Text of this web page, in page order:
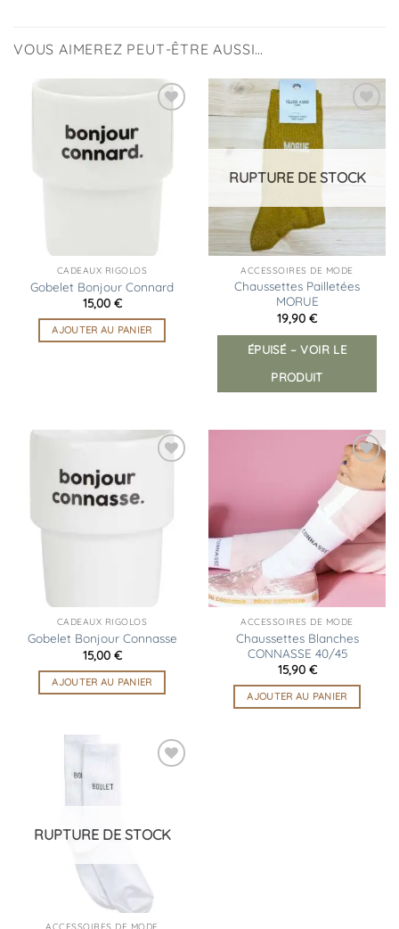
VOUS AIMEREZ PEUT-ÊTRE AUSSI…
CADEAUX RIGOLOS
Gobelet Bonjour Connard
15,00 €
AJOUTER AU PANIER
liste
RUPTURE DE STOCK
ACCESSOIRES DE MODE
Chaussettes Pailletées
MORUE
19,90 €
ÉPUISÉ – VOIR LE
PRODUIT
CADEAUX RIGOLOS
Gobelet Bonjour Connasse
15,00 €
AJOUTER AU PANIER
Ajouter
à la
d’envies
ACCESSOIRES DE MODE
Chaussettes Blanches
CONNASSE 40/45
15,90 €
AJOUTER AU PANIER
RUPTURE DE STOCK